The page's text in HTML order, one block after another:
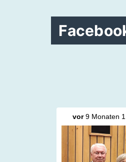
vor9 Monaten 1